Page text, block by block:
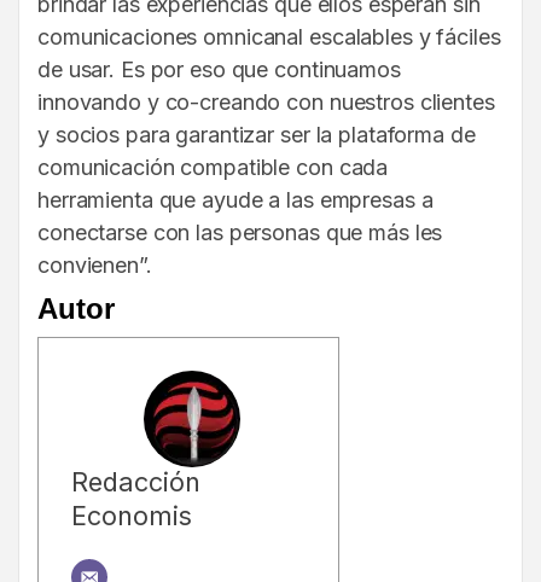
comunicaciones omnicanal escalables y fáciles
de usar. Es por eso que continuamos
innovando y co-creando con nuestros clientes
y socios para garantizar ser la plataforma de
comunicación compatible con cada
herramienta que ayude a las empresas a
conectarse con las personas que más les
convienen”.
Autor
Redacción
Economis